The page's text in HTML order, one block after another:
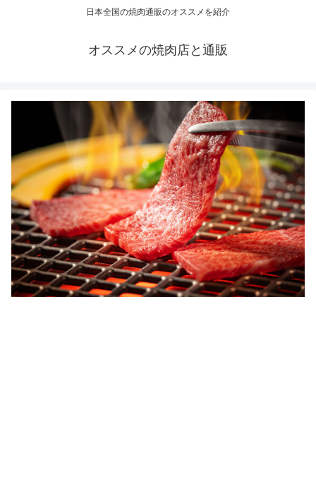
日本全国の焼肉通販のオススメを紹介
オススメの焼肉店と通販